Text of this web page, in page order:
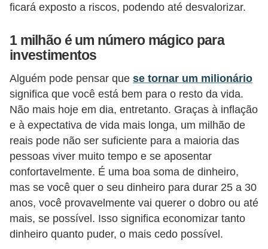
ficará exposto a riscos, podendo até desvalorizar.
1 milhão é um número mágico para
investimentos
Alguém pode pensar que se tornar um milionário
significa que você está bem para o resto da vida.
Não mais hoje em dia, entretanto. Graças à inflação
e à expectativa de vida mais longa, um milhão de
reais pode não ser suficiente para a maioria das
pessoas viver muito tempo e se aposentar
confortavelmente. É uma boa soma de dinheiro,
mas se você quer o seu dinheiro para durar 25 a 30
anos, você provavelmente vai querer o dobro ou até
mais, se possível. Isso significa economizar tanto
dinheiro quanto puder, o mais cedo possível.